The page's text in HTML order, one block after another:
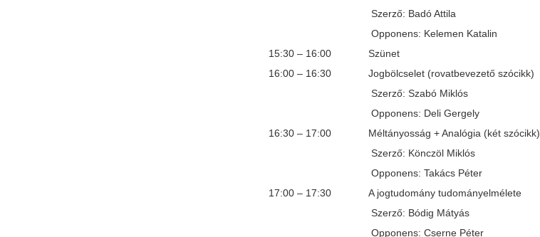
Szerző: Badó Attila
Opponens: Kelemen Katalin
15:30 – 16:00 Szünet
16:00 – 16:30 Jogbölcselet (rovatbevezető szócikk)
Szerző: Szabó Miklós
Opponens: Deli Gergely
16:30 – 17:00 Méltányosság + Analógia (két szócikk)
Szerző: Könczöl Miklós
Opponens: Takács Péter
17:00 – 17:30 A jogtudomány tudományelmélete
Szerző: Bódig Mátyás
Opponens: Cserne Péter